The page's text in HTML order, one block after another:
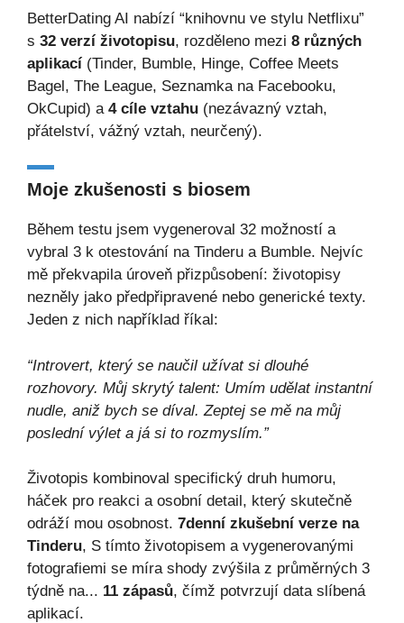
BetterDating AI nabízí “knihovnu ve stylu Netflixu”
s 32 verzí životopisu, rozděleno mezi 8 různých
aplikací (Tinder, Bumble, Hinge, Coffee Meets
Bagel, The League, Seznamka na Facebooku,
OkCupid) a 4 cíle vztahu (nezávazný vztah,
přátelství, vážný vztah, neurčený).
Moje zkušenosti s biosem
Během testu jsem vygeneroval 32 možností a
vybral 3 k otestování na Tinderu a Bumble. Nejvíc
mě překvapila úroveň přizpůsobení: životopisy
nezněly jako předpřipravené nebo generické texty.
Jeden z nich například říkal:
“Introvert, který se naučil užívat si dlouhé
rozhovory. Můj skrytý talent: Umím udělat instantní
nudle, aniž bych se díval. Zeptej se mě na můj
poslední výlet a já si to rozmyslím.”
Životopis kombinoval specifický druh humoru,
háček pro reakci a osobní detail, který skutečně
odráží mou osobnost. 7denní zkušební verze na
Tinderu, S tímto životopisem a vygenerovanými
fotografiemi se míra shody zvýšila z průměrných 3
týdně na... 11 zápasů, čímž potvrzují data slíbená
aplikací.